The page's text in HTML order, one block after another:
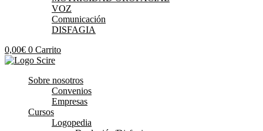
VOZ
Comunicación
DISFAGIA
0,00€ 0 Carrito
Sobre nosotros
Convenios
Empresas
Cursos
Logopedia